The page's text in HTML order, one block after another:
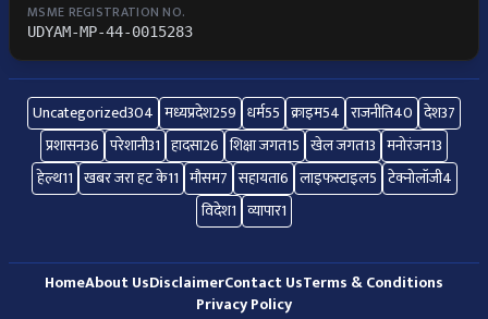
MSME REGISTRATION NO.
UDYAM-MP-44-0015283
Uncategorized304 मध्यप्रदेश259 धर्म55 क्राइम54 राजनीति40 देश37
प्रशासन36 परेशानी31 हादसा26 शिक्षा जगत15 खेल जगत13 मनोरंजन13
हेल्थ11 खबर जरा हट के11 मौसम7 सहायता6 लाइफस्टाइल5 टेक्नोलॉजी4
विदेश1 व्यापार1
HomeAbout UsDisclaimerContact UsTerms & Conditions
Privacy Policy